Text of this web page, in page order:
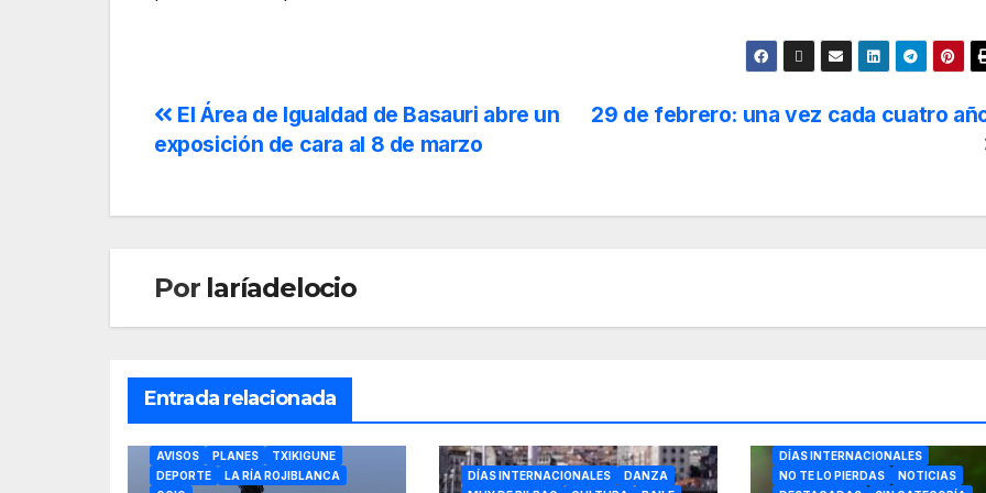
29 de febrero: una vez cada cuatro
El Área de Igualdad de Basauri abre un
exposición de cara al 8 de marzo
Por laríadelocio
Entrada relacionada
AVISOS
PLANES
TXIKIGUNE
DEPORTE
LA RÍA ROJIBLANCA
DÍAS INTERNACIONALES
DANZA
DÍAS INTERNACIONALES
NO TE LO PIERDAS
NOTICIAS